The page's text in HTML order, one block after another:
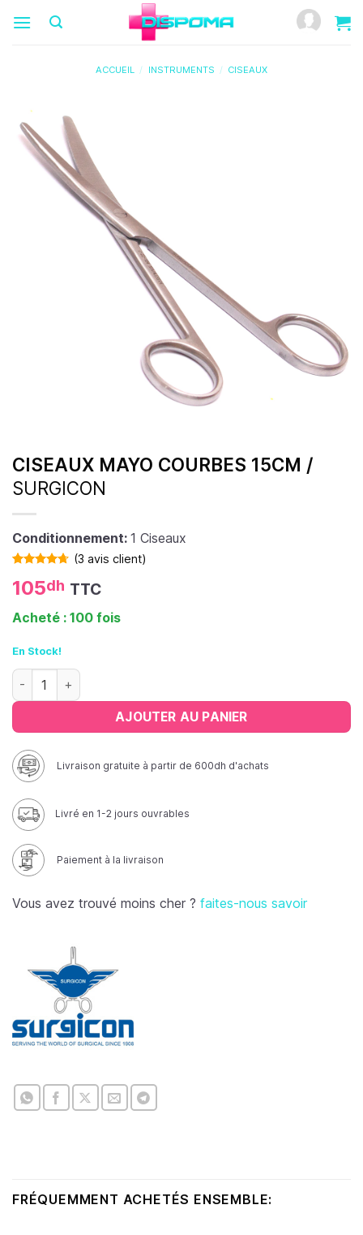
ACCUEIL / INSTRUMENTS / CISEAUX
CISEAUX MAYO COURBES 15CM /
SURGICON
Conditionnement: 1 Ciseaux
sur 5 basé
sur
client
(3 avis client)
105dh TTC
Acheté : 100 fois
En Stock!
quantité de Ciseaux Mayo Courbes 15cm
AJOUTER AU PANIER
Livraison gratuite à partir de 600dh d'achats
Livré en 1-2 jours ouvrables
Paiement à la livraison
Vous avez trouvé moins cher ? faites-nous savoir
FRÉQUEMMENT ACHETÉS ENSEMBLE: